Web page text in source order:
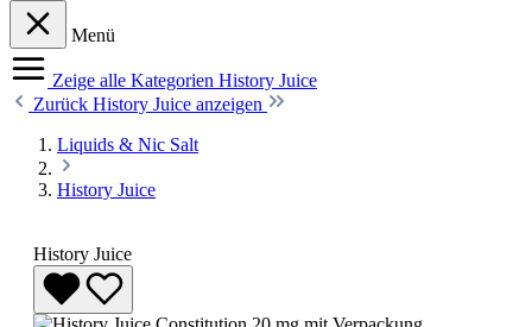
Menü
Zeige alle Kategorien History Juice
Zurück History Juice anzeigen
Liquids & Nic Salt
History Juice
History Juice